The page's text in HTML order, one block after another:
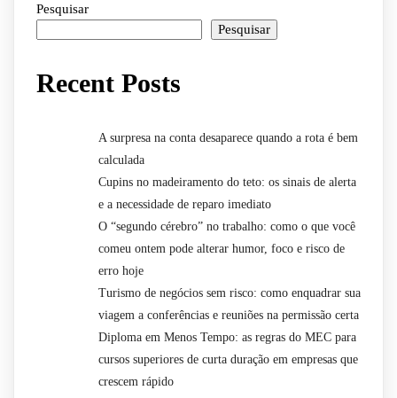
Pesquisar
Pesquisar
Recent Posts
A surpresa na conta desaparece quando a rota é bem
calculada
Cupins no madeiramento do teto: os sinais de alerta
e a necessidade de reparo imediato
O “segundo cérebro” no trabalho: como o que você
comeu ontem pode alterar humor, foco e risco de
erro hoje
Turismo de negócios sem risco: como enquadrar sua
viagem a conferências e reuniões na permissão certa
Diploma em Menos Tempo: as regras do MEC para
cursos superiores de curta duração em empresas que
crescem rápido